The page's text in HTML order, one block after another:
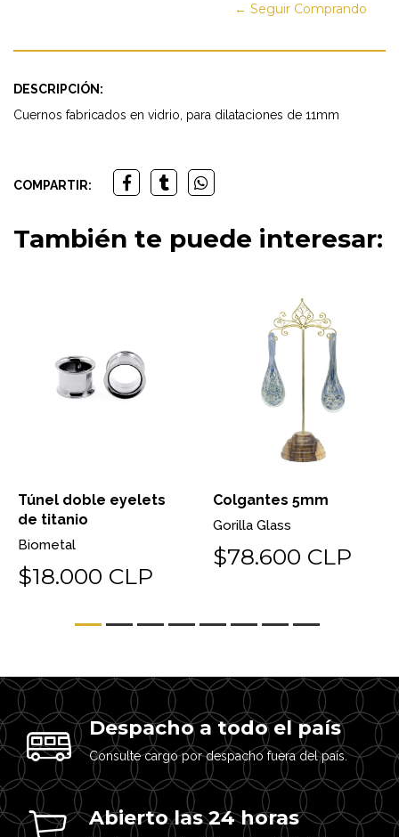
← Seguir Comprando
DESCRIPCIÓN:
Cuernos fabricados en vidrio, para dilataciones de 11mm
COMPARTIR:
También te puede interesar:
Túnel doble eyelets
de titanio
Biometal
$18.000 CLP
Colgantes 5mm
Gorilla Glass
$78.600 CLP
Despacho a todo el país
Consulte cargo por despacho fuera del país.
Abierto las 24 horas